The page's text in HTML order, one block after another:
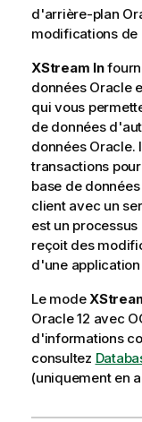
d'arrière-plan
modifications de
XStream In
données Oracle
qui vous
de données
données Oracle.
transactions
base de
client avec un
est un
reçoit des
d'une
Le mode
Oracle 12 avec
d'informations
consultez
(uniquement en